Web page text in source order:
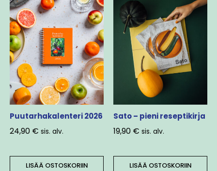
Puutarhakalenteri 2026
24,90 € sis. alv.
LISÄÄ OSTOSKORIIN
Sato – pieni reseptikirja
19,90 € sis. alv.
LISÄÄ OSTOSKORIIN